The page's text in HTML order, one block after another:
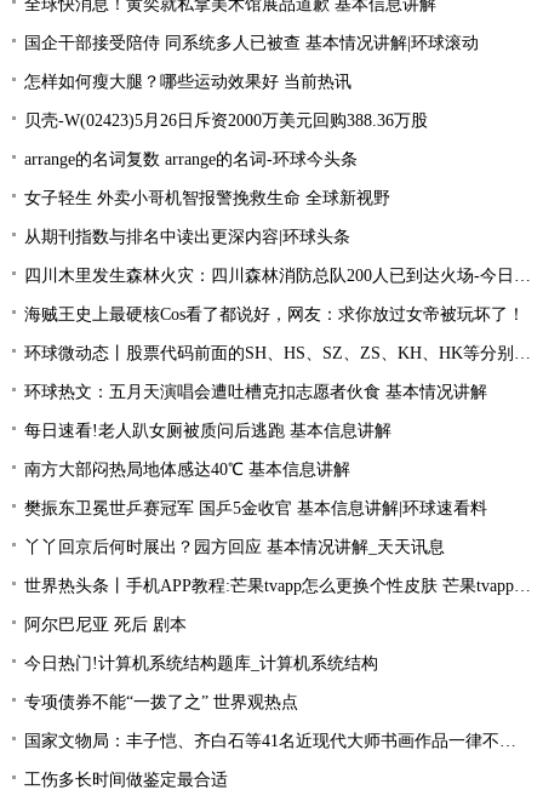
全球快消息！黄奕就私拿美术馆展品道歉 基本信息讲解
国企干部接受陪侍 同系统多人已被查 基本情况讲解|环球滚动
怎样如何瘦大腿？哪些运动效果好 当前热讯
贝壳-W(02423)5月26日斥资2000万美元回购388.36万股
arrange的名词复数 arrange的名词-环球今头条
女子轻生 外卖小哥机智报警挽救生命 全球新视野
从期刊指数与排名中读出更深内容|环球头条
四川木里发生森林火灾：四川森林消防总队200人已到达火场-今日关注
海贼王史上最硬核Cos看了都说好，网友：求你放过女帝被玩坏了！
环球微动态丨股票代码前面的SH、HS、SZ、ZS、KH、HK等分别是什么意思？
环球热文：五月天演唱会遭吐槽克扣志愿者伙食 基本情况讲解
每日速看!老人趴女厕被质问后逃跑 基本信息讲解
南方大部闷热局地体感达40℃ 基本信息讲解
樊振东卫冕世乒赛冠军 国乒5金收官 基本信息讲解|环球速看料
丫丫回京后何时展出？园方回应 基本情况讲解_天天讯息
世界热头条丨手机APP教程:芒果tvapp怎么更换个性皮肤 芒果tvapp更换个性皮肤的方法
阿尔巴尼亚 死后 剧本
今日热门!计算机系统结构题库_计算机系统结构
专项债券不能“一拨了之” 世界观热点
国家文物局：丰子恺、齐白石等41名近现代大师书画作品一律不准出境
工伤多长时间做鉴定最合适